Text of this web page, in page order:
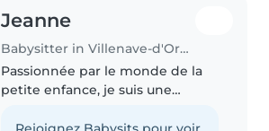
Jeanne
Babysitter in Villenave-d'Ornon
Passionnée par le monde de la
petite enfance, je suis une
attentive aux besoins des